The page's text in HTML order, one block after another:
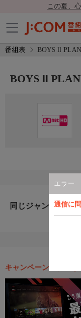
この夏、
番組表 BOYS ll
エラー
通信に
BOYS ll
同じジャンルのお
キャンペーン・お得な